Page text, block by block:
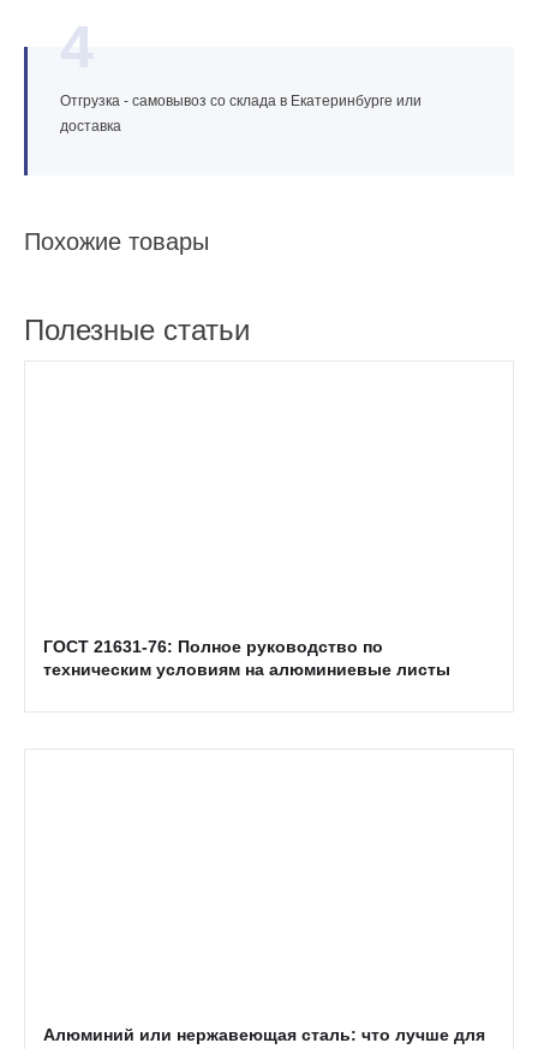
4
Отгрузка - самовывоз со склада в Екатеринбурге или
доставка
Похожие товары
Полезные статьи
ГОСТ 21631-76: Полное руководство по
техническим условиям на алюминиевые листы
Алюминий или нержавеющая сталь: что лучше для